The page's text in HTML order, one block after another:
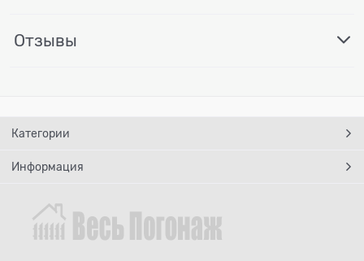
Отзывы
Категории
Информация